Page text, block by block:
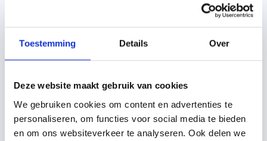
Toestemming Details Over
Deze website maakt gebruik van cookies
We gebruiken cookies om content en advertenties te
personaliseren, om functies voor social media te bieden
en om ons websiteverkeer te analyseren. Ook delen we